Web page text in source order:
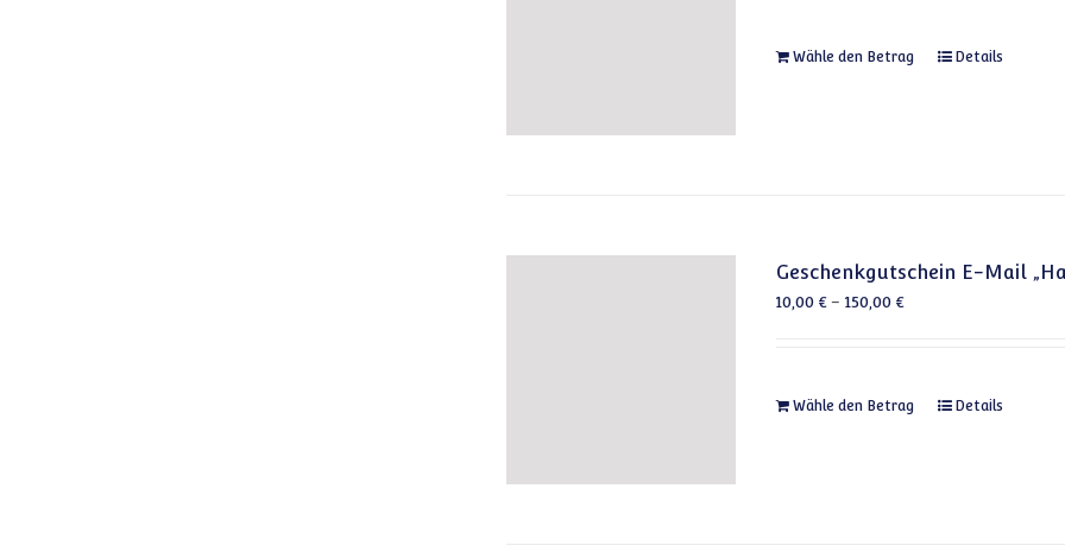
Wähle den Betrag Dieses Produkt
Details
Geschenkgutschein E-Mail
10,00 €– 150,00 €
Wähle den Betrag Dieses Produkt
Details